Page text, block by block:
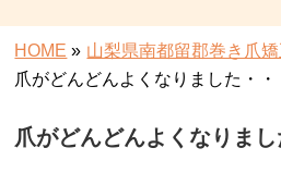
HOME » 山梨県南都留郡巻き爪
爪がどんどんよくなりました・・
爪がどんどんよくなりまし